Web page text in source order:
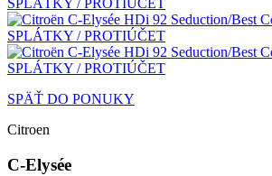
SPÄŤ DO PONUKY
Citroen
C-Elysée